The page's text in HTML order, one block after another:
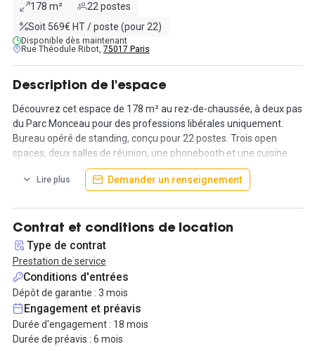
178 m²
22 postes
Soit 569€ HT / poste (pour 22)
Disponible dès maintenant
Rue Théodule Ribot, 75017 Paris
Description de l'espace
Découvrez cet espace de 178 m² au rez-de-chaussée, à deux pas
du Parc Monceau pour des professions libérales uniquement.
Bureau opéré de standing, conçu pour 22 postes. Trois open
spaces, deux salles de réunion, une phonebooth et une cuisine
équipée. Charme haussmannien : parquet, moulures, cheminées,
hauteur sous plafond de 3,10 m.
Ambiance chaleureuse et mobilier haut de gamme. Un espace de
travail qui conjugue élégance classique et efficacité moderne.
Offre en prestation de services 5★ all inclusive : loyer, charges,
taxes, internet, ménage, maintenance, énergie et services
support inclus.
Quartier Monceau–Ternes : calme, recherché, à proximité
immédiate des transports. Métros Ternes (ligne 2), Courcelles
(ligne 2) et Pereire (ligne 3 + RER C). Un environnement
Lire plus Demander un renseignement
Contrat et conditions de location
Type de contrat
Prestation de service
Conditions d'entrées
Dépôt de garantie : 3 mois
Engagement et préavis
Durée d'engagement : 18 mois
Durée de préavis : 6 mois